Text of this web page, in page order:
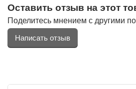
Оставить отзыв на этот
Поделитесь мнением с другими
Написать отзыв